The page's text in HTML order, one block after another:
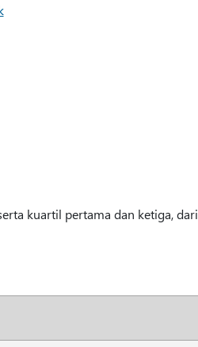
kuartil pertama dan ketiga, dari